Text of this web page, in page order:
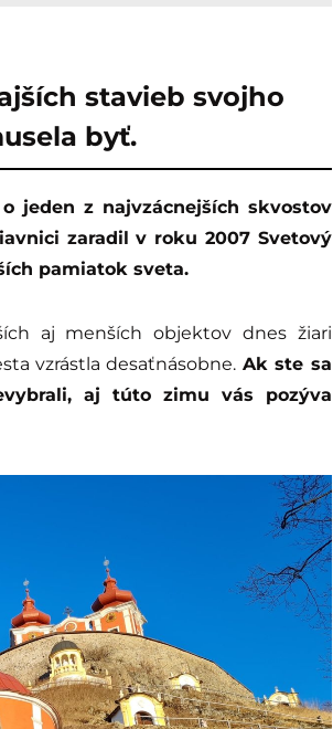
stavieb svojho
byť.
zaradil v roku 2007 Svetový
pamiatok sveta.
aj menších objektov dnes žiari
vzrástla desaťnásobne. Ak ste sa
aj túto zimu vás pozýva